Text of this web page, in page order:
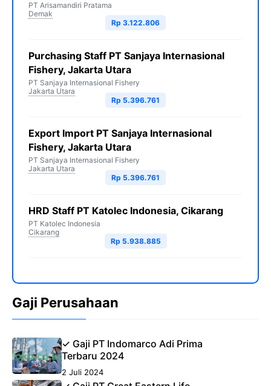
PT Arisamandiri Pratama
Demak
Rp 3.122.806
Purchasing Staff PT Sanjaya Internasional
Fishery, Jakarta Utara
PT Sanjaya Internasional Fishery
Jakarta Utara
Rp 5.396.761
Export Import PT Sanjaya Internasional
Fishery, Jakarta Utara
PT Sanjaya Internasional Fishery
Jakarta Utara
Rp 5.396.761
HRD Staff PT Katolec Indonesia, Cikarang
PT Katolec Indonesia
Cikarang
Rp 5.938.885
Gaji Perusahaan
✓ Gaji PT Indomarco Adi Prima
Terbaru 2024
2 Juli 2024